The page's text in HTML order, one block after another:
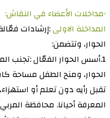
•مداخلات الأعضاء في النقاش:
المداخلة الاولى:إرشادات
الحوار، وتتضمن:
1.أسس الحوار الفعّال :تجنب
الحوار، ومنح الطفل مساحة
تقبل رأيه دون تعلم أو
المعرفة أحيانا. محافظة